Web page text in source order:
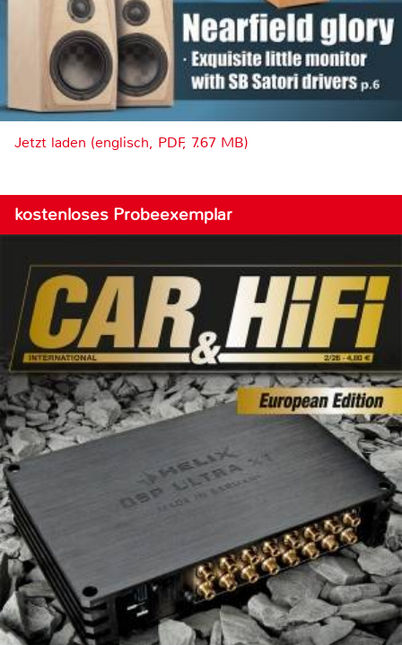
Jetzt laden (englisch, PDF, 7.67 MB)
kostenloses Probeexemplar